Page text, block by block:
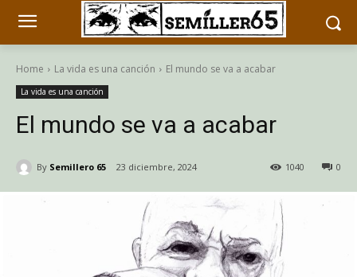
Home La vida es una canción El mundo se va a acabar
La vida es una canción
El mundo se va a acabar
By Semillero 65 23 diciembre, 2024 0
1040